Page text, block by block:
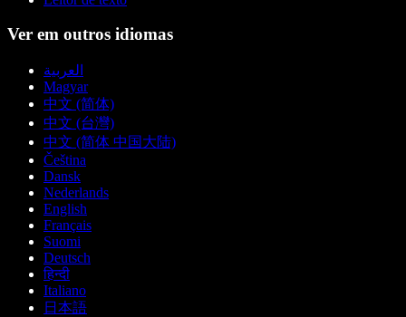
Ver em outros idiomas
العربية
Magyar
中文 (简体)
中文 (台灣)
中文 (简体 中国大陆)
Čeština
Dansk
Nederlands
English
Français
Suomi
Deutsch
हिन्दी
Italiano
日本語